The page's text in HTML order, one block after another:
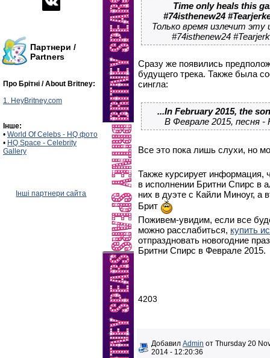
Партнери /
Partners
Про Брітні / About Britney:
1. HeyBritney.com
Інше:
• World Of Celebs - HQ фото
• HQ Space - Celebrity
Gallery
Інші партнери сайта
Time only heals this
#74isthenew24
Только время излечит
#74isthenew24
Сразу же появились
будущего трека. Также была
сингла:
...In February 2015, the
В Феврале 2015,
Все это пока лишь слухи, но
Также курсирует
в исполнении Бритни Спирс в
них в дуэте с Кайли Миноуг, а
Брит
Поживем-увидим, если все
можно расслабиться, купить
отпраздновать новогодние
Бритни Спирс в Феврале 2015.
4203
Добавил Admin от Thursday 20
2014 - 12:20:36